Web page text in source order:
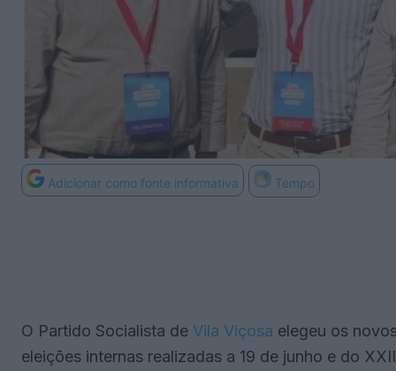
Adicionar como fonte informativa Tempo
O Partido Socialista de Vila Viçosa elegeu os
eleições internas realizadas a 19 de junho e do